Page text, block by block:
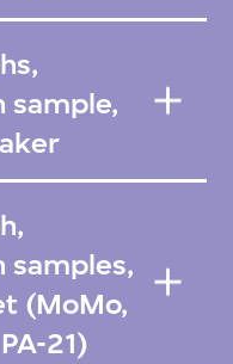
sample,
samples,
(MoMo,
21)